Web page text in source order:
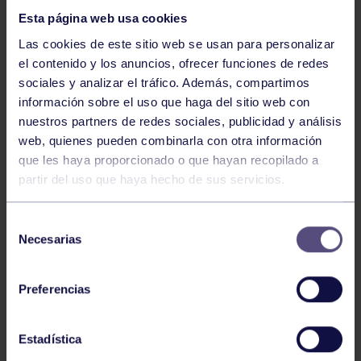
Esta página web usa cookies
Las cookies de este sitio web se usan para personalizar
el contenido y los anuncios, ofrecer funciones de redes
sociales y analizar el tráfico. Además, compartimos
información sobre el uso que haga del sitio web con
nuestros partners de redes sociales, publicidad y análisis
web, quienes pueden combinarla con otra información
que les haya proporcionado o que hayan recopilado a
partir del uso que haya hecho de sus servicios.
Necesarias
Preferencias
Estadística
Balonmano 25 May 2026
LEO CARDELI, CONVOCADO CON
ESPAÑA
Balonmano